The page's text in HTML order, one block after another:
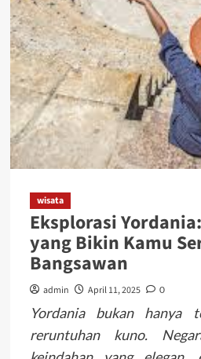
wisata
Eksplorasi
yang Bikin Kamu
Bangsawan
admin April 11, 2025 0
Yordania bukan hanya
reruntuhan kuno.